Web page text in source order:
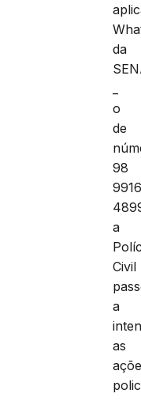
da
o
de
98
a
Civil
a
as